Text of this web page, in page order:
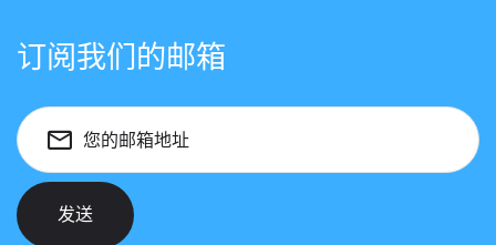
订阅我们的邮箱
您的邮箱地址
发送